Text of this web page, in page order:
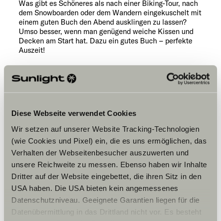
Diese Webseite verwendet Cookies
Wir setzen auf unserer Website Tracking-Technologien
(wie Cookies und Pixel) ein, die es uns ermöglichen, das
Verhalten der Webseitenbesucher auszuwerten und
unsere Reichweite zu messen. Ebenso haben wir Inhalte
Dritter auf der Website eingebettet, die ihren Sitz in den
USA haben. Die USA bieten kein angemessenes
Datenschutzniveau. Geeignete Garantien liegen für die
Datenübermittlung in das Drittland nicht vor. Es besteht
Was gibt es Schöneres als nach einer Biking-Tour, nach
dem Snowboarden oder dem Wandern eingekuschelt mit
einem guten Buch den Abend ausklingen zu lassen?
Umso besser, wenn man genügend weiche Kissen und
Decken am Start hat. Dazu ein gutes Buch – perfekte
Auszeit!
Licht an für die Abendstunden
oder Taschenlampe nicht verzichten. So steht dem
abendlichen Spaziergang unter dem Sternenhimmel
nichts im Weg.
Lagerfeuer-Feeling pur
Nach einem Tag voller Outdoor-Action gibt es nichts
Schöneres als ein knisterndes Lagerfeuer. Bitte achte
darauf, die geltenden Sicherheitsvorschriften zu
beachten.